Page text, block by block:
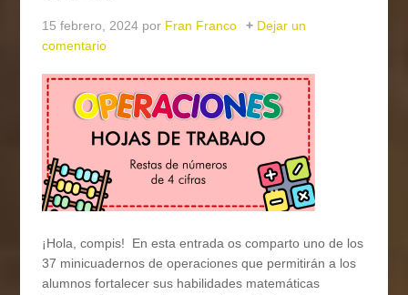
15 febrero, 2024 por Fran Franco
Dejar un
comentario
¡Hola, compis! En esta entrada os comparto uno de los
37 minicuadernos de operaciones que permitirán a los
alumnos fortalecer sus habilidades matemáticas